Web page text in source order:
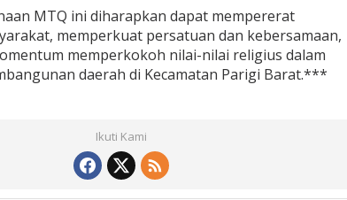
MTQ ini diharapkan dapat mempererat
memperkuat persatuan dan kebersamaan,
memperkokoh nilai-nilai religius dalam
daerah di Kecamatan Parigi Barat.***
Ikuti Kami